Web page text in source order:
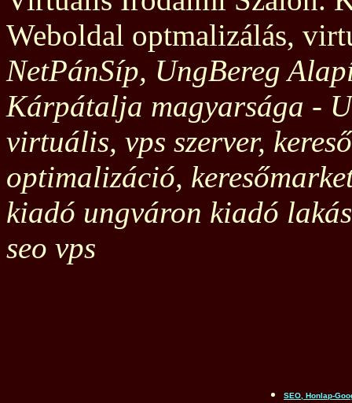
Weboldal optmalizálás,
NetPánSíp, UngBereg
Kárpátalja magyarsága -
virtuális, vps szerver,
optimalizáció,
kiadó ungváron kiadó
seo vps
SEO, Honlap-